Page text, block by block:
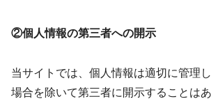
②個人情報の第三者への開示
当サイトでは、個人情報は適切に管理
場合を除いて第三者に開示することはあ